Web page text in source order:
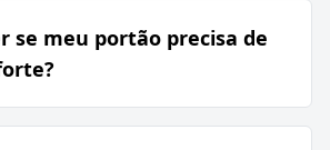
se meu portão precisa de